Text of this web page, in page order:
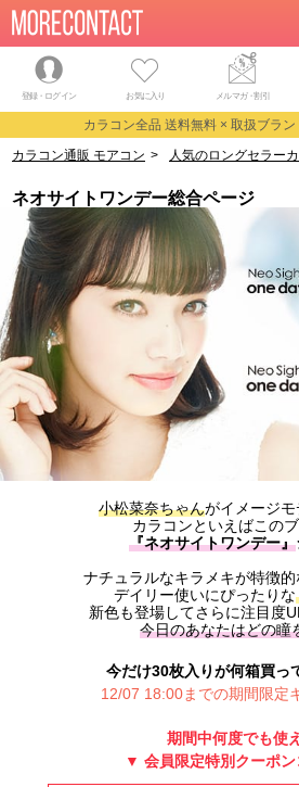
登録・ログイン お気に入り メルマガ・割引
カラコン全品 送料無料 × 取扱ブラン
カラコン通販 モアコン > 人気のロングセラー
ネオサイトワンデー総合ページ
小松菜奈ちゃんがイメージ
カラコンといえばこの
『ネオサイトワンデー』
ナチュラルなキラメキが特徴的
デイリー使いにぴったりな
新色も登場してさらに注目度
今日のあなたはどの瞳
今だけ30枚入りが何箱買っ
12/07 18:00までの期間限定
期間中何度でも使
▼ 会員限定特別クーポ